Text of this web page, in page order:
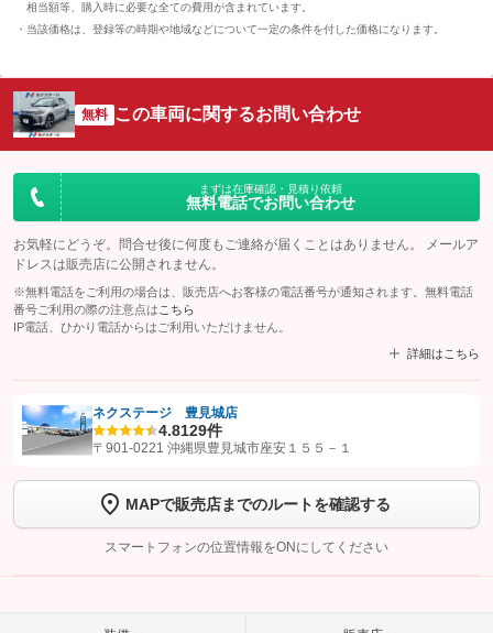
相当額等、購入時に必要な全ての費用が含まれています。
当該価格は、登録等の時期や地域などについて一定の条件を付した価格になります。
無料 この車両に関するお問い合わせ
まずは在庫確認・見積り依頼
無料電話でお問い合わせ
お気軽にどうぞ。問合せ後に何度もご連絡が届くことはありません。 メールア
ドレスは販売店に公開されません。
※無料電話をご利用の場合は、販売店へお客様の電話番号が通知されます。無料電話
番号ご利用の際の注意点は こちら
IP電話、ひかり電話からはご利用いただけません。
詳細はこちら
【STEP1】認証画面でグーネットを友だち追加してから「許可する」ボタンを押
トーク画面で
ボタンをタップして問い合わせを
完了してください。
こちら
ネクステージ 豊見城店
4.8129件
〒901-0221 沖縄県豊見城市座安１５５－１
MAPで販売店までのルートを確認する
スマートフォンの位置情報をONにしてください